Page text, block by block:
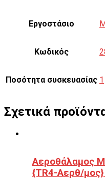
Εργοστάσιο
Κωδικός
Ποσότητα συσκευασίας 1
Σχετικά
Αεροθάλαμος
{TR4-Αερθ/μος}